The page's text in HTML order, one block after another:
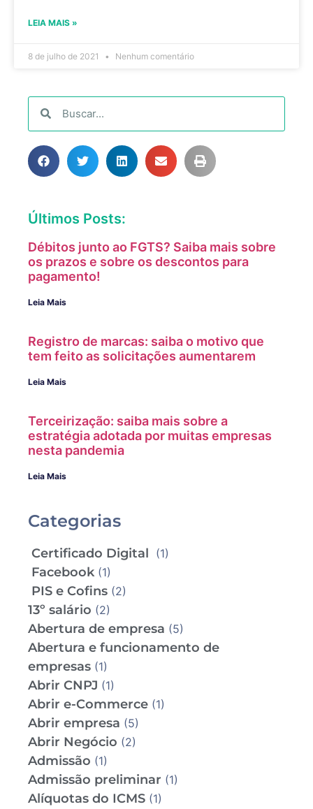
LEIA MAIS »
8 de julho de 2021 Nenhum comentário
Últimos Posts:
Débitos junto ao FGTS? Saiba mais sobre
os prazos e sobre os descontos para
pagamento!
Leia Mais
Registro de marcas: saiba o motivo que
tem feito as solicitações aumentarem
Leia Mais
Terceirização: saiba mais sobre a
estratégia adotada por muitas empresas
nesta pandemia
Leia Mais
Categorias
Certificado Digital (1)
Facebook(1)
PIS e Cofins (2)
13º salário (2)
Abertura de empresa (5)
Abertura e funcionamento de
empresas (1)
Abrir CNPJ (1)
Abrir e-Commerce (1)
Abrir empresa (5)
Abrir Negócio (2)
Admissão (1)
Admissão preliminar (1)
Alíquotas do ICMS (1)